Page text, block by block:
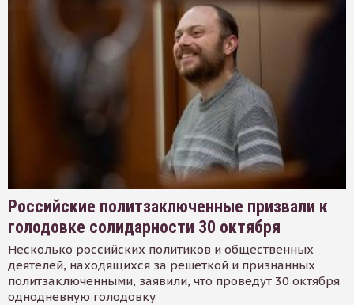
Российские политзаключенные призвали к
голодовке солидарности 30 октября
Несколько российских политиков и общественных
деятелей, находящихся за решеткой и признанных
политзаключенными, заявили, что проведут 30 октября
однодневную голодовку